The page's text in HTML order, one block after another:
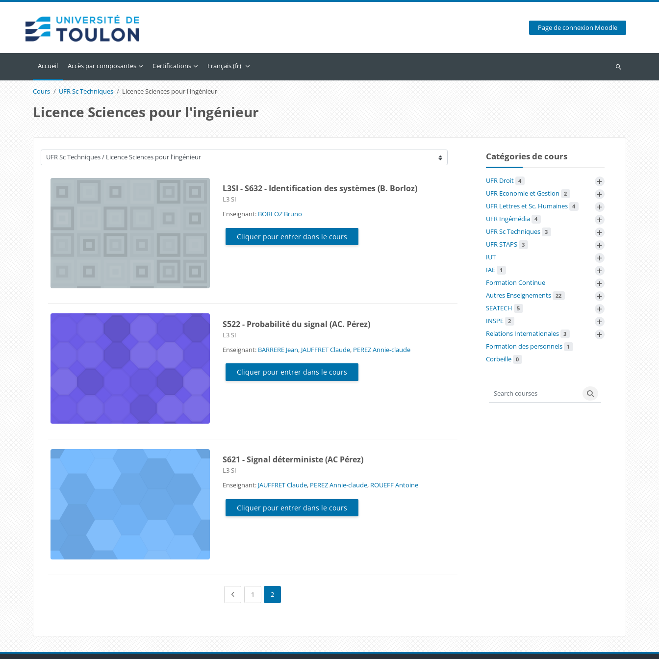
Page de connexion Moodle
Accueil Accès par composantes Certifications Français ‎(fr)‎
Recherche
Cours UFR Sc Techniques Licence Sciences pour l'ingénieur
Licence Sciences pour l'ingénieur
Catégories de cours
L3SI - S632 - Identification des systèmes (B. Borloz)
Catégorie de cours
L3 SI
Enseignant: BORLOZ Bruno
Cliquer pour entrer dans le cours
S522 - Probabilité du signal (AC. Pérez)
Catégorie de cours
L3 SI
Enseignant: BARRERE Jean, JAUFFRET Claude, PEREZ Annie-claude
Cliquer pour entrer dans le cours
S621 - Signal déterministe (AC Pérez)
Catégorie de cours
L3 SI
Enseignant: JAUFFRET Claude, PEREZ Annie-claude, ROUEFF Antoine
Cliquer pour entrer dans le cours
Previous page
1 (current)
2
Catégories de cours
UFR Droit 4 +
UFR Economie et Gestion 2 +
UFR Lettres et Sc. Humaines 4 +
UFR Ingémédia 4 +
UFR Sc Techniques 3 +
UFR STAPS 3 +
IUT +
IAE 1 +
Formation Continue +
Autres Enseignements 22 +
SEATECH 5 +
INSPE 2 +
Relations Internationales 3 +
Formation des personnels 1
Corbeille 0
Search courses
Search courses